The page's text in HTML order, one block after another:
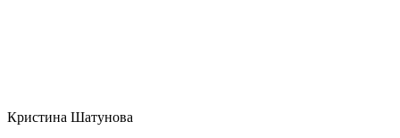
Кристина Шатунова